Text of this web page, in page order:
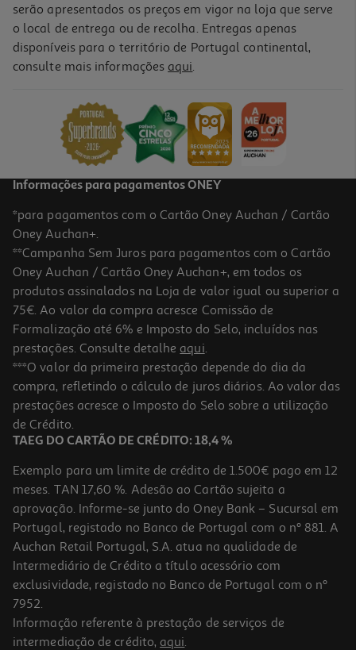
Unicornio Diy Style 4 Ever Kawaii Com Luz
14,99 €
4.7
Fotos Divertidas Play-Doh
12.99 €/un
12,99 €
serão apresentados os preços em vigor na loja que serve
o local de entrega ou de recolha. Entregas apenas
disponíveis para o território de Portugal continental,
consulte mais informações aqui.
Informações para pagamentos ONEY
*para pagamentos com o Cartão Oney Auchan / Cartão
Oney Auchan+.
**Campanha Sem Juros para pagamentos com o Cartão
Oney Auchan / Cartão Oney Auchan+, em todos os
produtos assinalados na Loja de valor igual ou superior a
75€. Ao valor da compra acresce Comissão de
Formalização até 6% e Imposto do Selo, incluídos nas
prestações. Consulte detalhe aqui.
***O valor da primeira prestação depende do dia da
compra, refletindo o cálculo de juros diários. Ao valor das
prestações acresce o Imposto do Selo sobre a utilização
de Crédito.
TAEG DO CARTÃO DE CRÉDITO: 18,4 %
Exemplo para um limite de crédito de 1.500€ pago em 12
meses. TAN 17,60 %. Adesão ao Cartão sujeita a
aprovação. Informe-se junto do Oney Bank – Sucursal em
Portugal, registado no Banco de Portugal com o nº 881. A
Auchan Retail Portugal, S.A. atua na qualidade de
Intermediário de Crédito a título acessório com
exclusividade, registado no Banco de Portugal com o nº
7952.
Informação referente à prestação de serviços de
intermediação de crédito, aqui.